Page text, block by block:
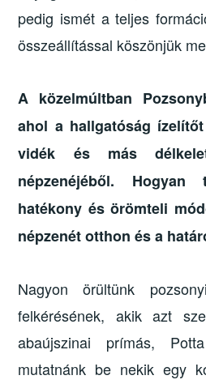
pedig ismét a teljes
összeállítással köszönjük
A közelmúltban
ahol a hallgatóság
vidék és más
népzenéjéből. Hogyan
hatékony és örömteli
népzenét otthon és a
Nagyon örültünk
felkérésének, akik azt
abaújszinai prímás,
mutatnánk be nekik egy